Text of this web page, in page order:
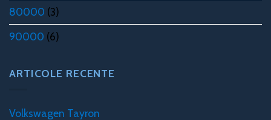
80000 (3)
90000 (6)
ARTICOLE RECENTE
Volkswagen Tayron